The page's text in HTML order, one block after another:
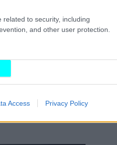
to security, including
and other user protection.
Access Privacy Policy
αυτοκινήτου
του αυτοκινήτου
μπορούν ν
στον ήλιο, αρκετά